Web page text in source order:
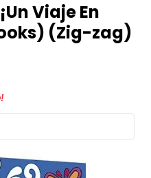
Viaje En
(Zig-zag)